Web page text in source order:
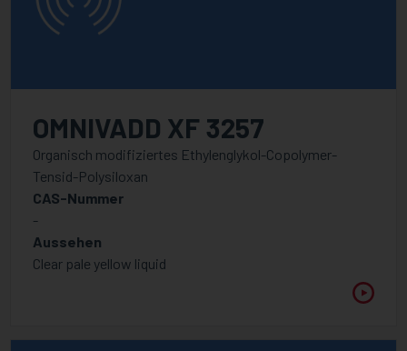
OMNIVADD XF 3257
Organisch modifiziertes Ethylenglykol-Copolymer-
Tensid-Polysiloxan
CAS-Nummer
-
Aussehen
Clear pale yellow liquid